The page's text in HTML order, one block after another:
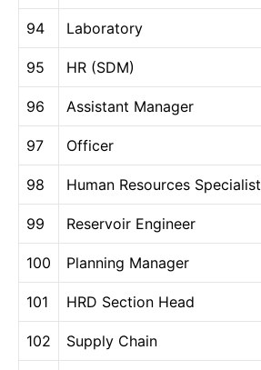
94 Laboratory
95 HR (SDM)
96 Assistant Manager
97 Officer
98 Human Resources Specialist
99 Reservoir Engineer
100 Planning Manager
101 HRD Section Head
102 Supply Chain